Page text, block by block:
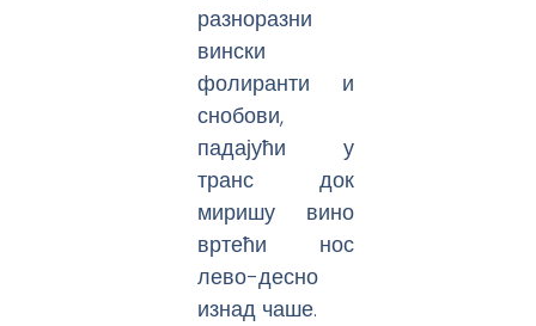
разноразни
вински
фолиранти и
снобови,
падајући у
транс док
миришу вино
вртећи нос
лево-десно
изнад чаше.